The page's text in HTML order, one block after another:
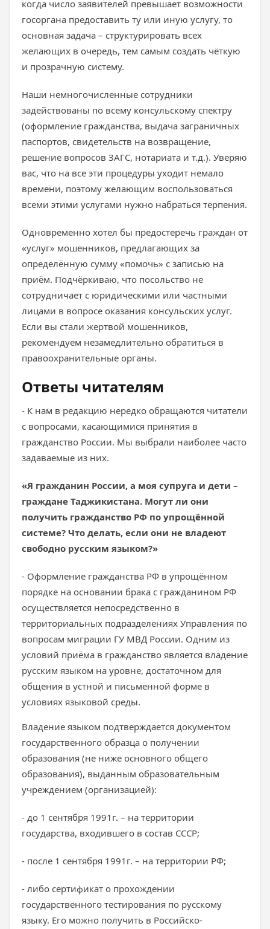
когда число заявителей превышает возможности
госоргана предоставить ту или иную услугу, то
основная задача – структурировать всех
желающих в очередь, тем самым создать чёткую
и прозрачную систему.
Наши немногочисленные сотрудники
задействованы по всему консульскому спектру
(оформление гражданства, выдача заграничных
паспортов, свидетельств на возвращение,
решение вопросов ЗАГС, нотариата и т.д.). Уверяю
вас, что на все эти процедуры уходит немало
времени, поэтому желающим воспользоваться
всеми этими услугами нужно набраться терпения.
Одновременно хотел бы предостеречь граждан от
«услуг» мошенников, предлагающих за
определённую сумму «помочь» с записью на
приём. Подчёркиваю, что посольство не
сотрудничает с юридическими или частными
лицами в вопросе оказания консульских услуг.
Если вы стали жертвой мошенников,
рекомендуем незамедлительно обратиться в
правоохранительные органы.
Ответы читателям
- К нам в редакцию нередко обращаются читатели
с вопросами, касающимися принятия в
гражданство России. Мы выбрали наиболее часто
задаваемые из них.
«Я гражданин России, а моя супруга и дети –
граждане Таджикистана. Могут ли они
получить гражданство РФ по упрощённой
системе? Что делать, если они не владеют
свободно русским языком?»
- Оформление гражданства РФ в упрощённом
порядке на основании брака с гражданином РФ
осуществляется непосредственно в
территориальных подразделениях Управления по
вопросам миграции ГУ МВД России. Одним из
условий приёма в гражданство является владение
русским языком на уровне, достаточном для
общения в устной и письменной форме в
условиях языковой среды.
Владение языком подтверждается документом
государственного образца о получении
образования (не ниже основного общего
образования), выданным образовательным
учреждением (организацией):
- до 1 сентября 1991г. – на территории
государства, входившего в состав СССР;
- после 1 сентября 1991г. – на территории РФ;
- либо сертификат о прохождении
государственного тестирования по русскому
языку. Его можно получить в Российско-